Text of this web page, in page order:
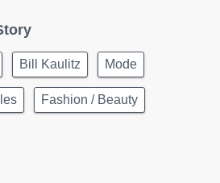
Bill Kaulitz Mode
Fashion / Beauty